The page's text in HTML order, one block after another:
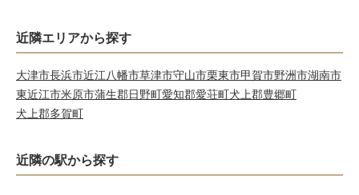
近隣エリアから探す
大津市長浜市近江八幡市草津市守山市栗東市甲賀市野洲市湖南市
東近江市米原市蒲生郡日野町愛知郡愛荘町犬上郡豊郷町
犬上郡多賀町
近隣の駅から探す